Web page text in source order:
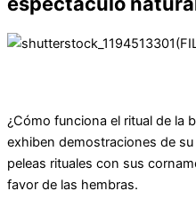
¿Cómo funciona el ritual de la
exhiben demostraciones de
peleas rituales con sus
favor de las hembras.